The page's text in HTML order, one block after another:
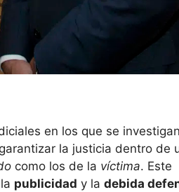
en los que se
la justicia dentro de
como los de la víctima. Este
publicidad y la debida